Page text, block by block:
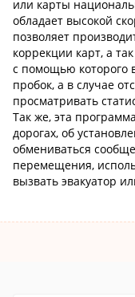
или карты
обладает высокой
позволяет
коррекции карт, а
с помощью которого
пробок, а в случае
просматривать
Так же, эта
дорогах, об
обмениваться
перемещения,
вызвать эвакуатор